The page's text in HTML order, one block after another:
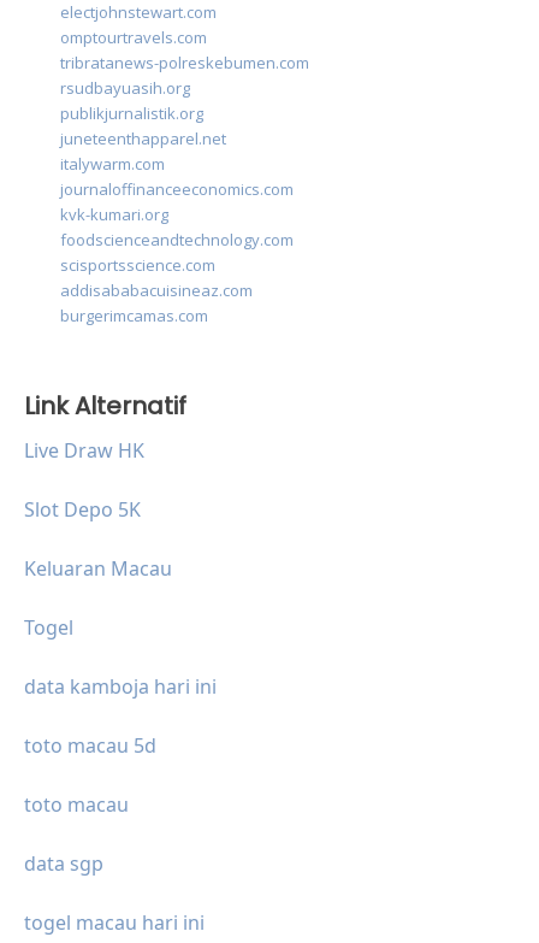
electjohnstewart.com
omptourtravels.com
tribratanews-polreskebumen.com
rsudbayuasih.org
publikjurnalistik.org
juneteenthapparel.net
italywarm.com
journaloffinanceeconomics.com
kvk-kumari.org
foodscienceandtechnology.com
scisportsscience.com
addisababacuisineaz.com
burgerimcamas.com
Link Alternatif
Live Draw HK
Slot Depo 5K
Keluaran Macau
Togel
data kamboja hari ini
toto macau 5d
toto macau
data sgp
togel macau hari ini